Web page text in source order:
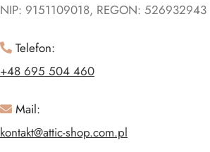
NIP: 9151109018, REGON: 526932943
Telefon:
+48 695 504 460
Mail:
kontakt@attic-shop.com.pl